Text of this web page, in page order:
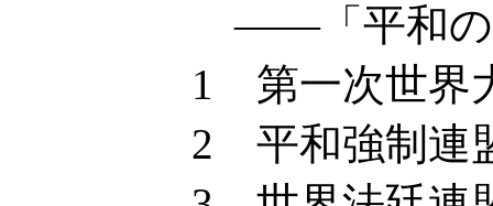
——「平和の強制
1 第一次世界大
2 平和強制連盟